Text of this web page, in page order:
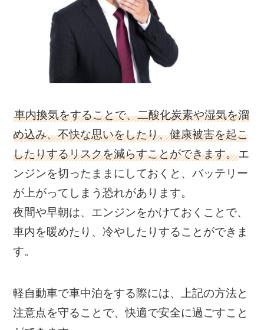
車内換気をすることで、二酸化炭素や湿気を溜
め込み、不快な思いをしたり、健康被害を起こ
したりするリスクを減らすことができます。エ
ンジンを切ったままにしておくと、バッテリー
が上がってしまう恐れがあります。
夜間や早朝は、エンジンをかけておくことで、
車内を暖めたり、冷やしたりすることができま
す。
軽自動車で車中泊をする際には、上記の方法と
注意点を守ることで、快適で安全に過ごすこと